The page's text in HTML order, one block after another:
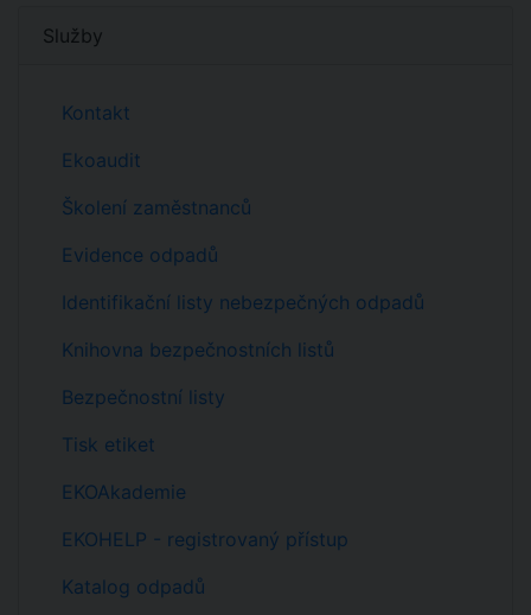
Služby
Kontakt
Ekoaudit
Školení zaměstnanců
Evidence odpadů
Identifikační listy nebezpečných odpadů
Knihovna bezpečnostních listů
Bezpečnostní listy
Tisk etiket
EKOAkademie
EKOHELP - registrovaný přístup
Katalog odpadů